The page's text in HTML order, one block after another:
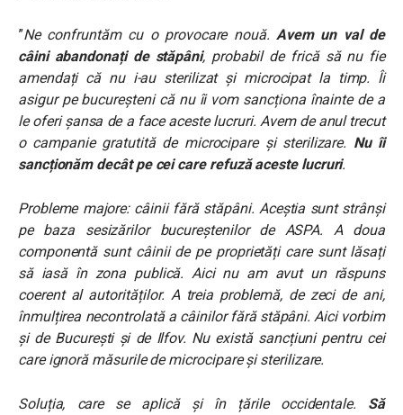
”Ne confruntăm cu o provocare nouă.Avem un val de
câini abandonați de stăpâni, probabil de frică să nu fie
amendați că nu i-au sterilizat și microcipat la timp. Îi
asigur pe bucureșteni că nu îi vom sancționa înainte de a
le oferi șansa de a face aceste lucruri. Avem de anul trecut
o campanie gratutită de microcipare și sterilizare. Nu îi
sancționăm decât pe cei care refuză aceste lucruri.
Probleme majore: câinii fără stăpâni. Aceștia sunt strânși
pe baza sesizărilor bucureștenilor de ASPA. A doua
componentă sunt câinii de pe proprietăți care sunt lăsați
să iasă în zona publică. Aici nu am avut un răspuns
coerent al autorităților. A treia problemă, de zeci de ani,
înmulțirea necontrolată a câinilor fără stăpâni. Aici vorbim
și de București și de Ilfov. Nu există sancțiuni pentru cei
care ignoră măsurile de microcipare și sterilizare.
Soluția, care se aplică și în țările occidentale. Să